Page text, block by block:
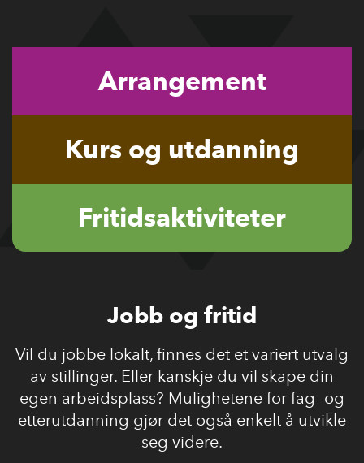
Arrangement
Kurs og utdanning
Fritidsaktiviteter
Jobb og fritid
Vil du jobbe lokalt, finnes det et variert utvalg
av stillinger. Eller kanskje du vil skape din
egen arbeidsplass? Mulighetene for fag- og
etterutdanning gjør det også enkelt å utvikle
seg videre.